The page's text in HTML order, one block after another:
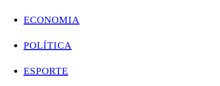
ECONOMIA
POLÍTICA
ESPORTE